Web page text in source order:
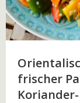
frischer